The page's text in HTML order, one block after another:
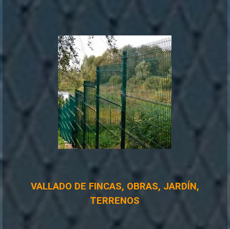
VALLADO DE FINCAS, OBRAS, JARDÍN,
TERRENOS